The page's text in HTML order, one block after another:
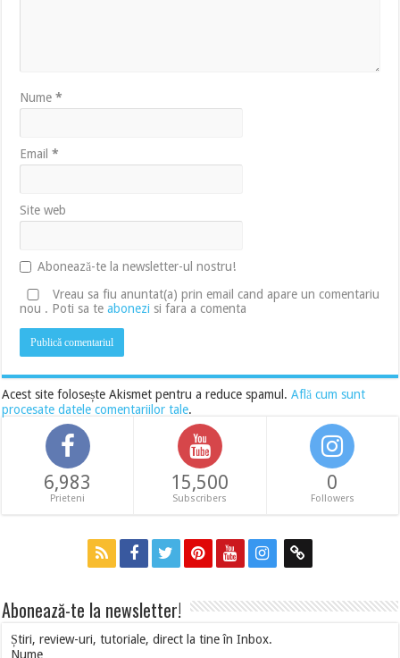
Nume*
Email*
Site web
Abonează-te la newsletter-ul nostru!
Vreau sa fiu anuntat(a) prin email cand apare un comentariu
nou . Poti sa teabonezi si fara a comenta
Acest site folosește Akismet pentru a reduce spamul.Află cum sunt
procesate datele comentariilor tale.
6,983
Prieteni
15,500
Subscribers
0
Followers
Abonează-te la newsletter!
Știri, review-uri, tutoriale, direct la tine în Inbox.
Nume